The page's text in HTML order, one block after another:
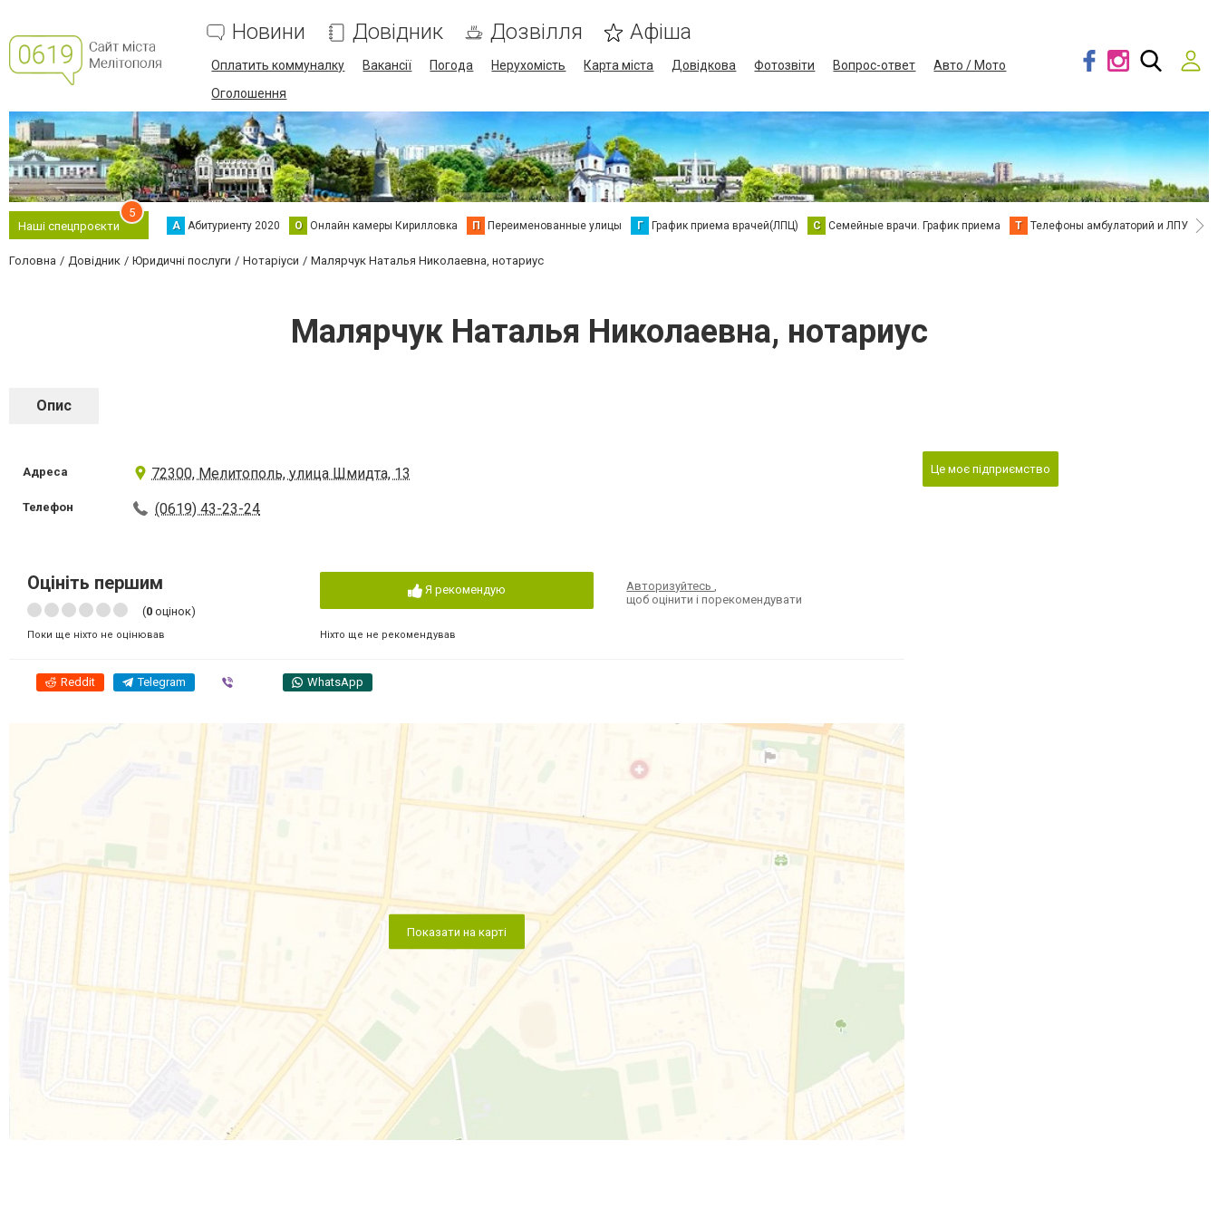
Новини Довідник Дозвілля Афіша
Оплатить коммуналку Вакансії Погода Нерухомість Карта міста Довідкова Фотозвіти Вопрос-ответ
Авто / Мото
Оголошення
Наші спецпроєкти
5
А Абитуриенту 2020 О Онлайн камеры Кирилловка П Переименованные улицы Г График приема врачей(ЛПЦ) С Семейные врачи. График приема Т Телефоны амбулаторий и ЛПУ В
Головна Довідник Юридичні послуги Нотаріуси Малярчук Наталья Николаевна, нотариус
Малярчук Наталья Николаевна, нотариус
Опис
Адреса 72300, Мелитополь, улица Шмидта, 13
Телефон (0619) 43-23-24
Оцініть першим
(0 оцінок)
Поки ще ніхто не оцінював
Я рекомендую
Ніхто ще не рекомендував
Авторизуйтесь,
щоб оцінити і порекомендувати
Reddit Telegram WhatsApp
Показати на карті
Це моє підприємство